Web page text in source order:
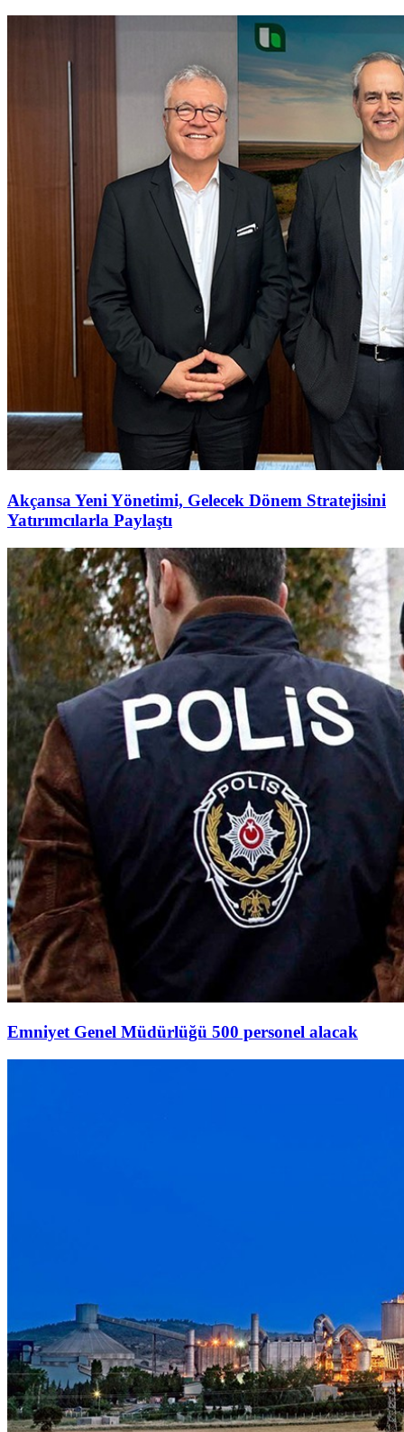
Akçansa Yeni Yönetimi, Gelecek Dönem Stratejisini
Yatırımcılarla Paylaştı
Emniyet Genel Müdürlüğü 500 personel alacak